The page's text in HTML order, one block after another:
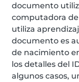
documento
computadora
utiliza
documento es
de nacimiento
los detalles del
algunos casos,